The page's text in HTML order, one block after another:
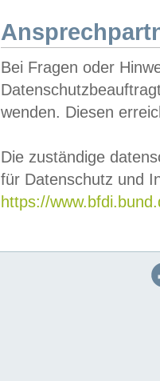
Bei Fragen oder
wenden. Diesen
Die zuständige
für Datenschutz und
https://